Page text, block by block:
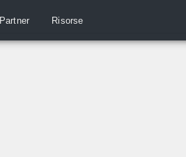
Partner Risorse